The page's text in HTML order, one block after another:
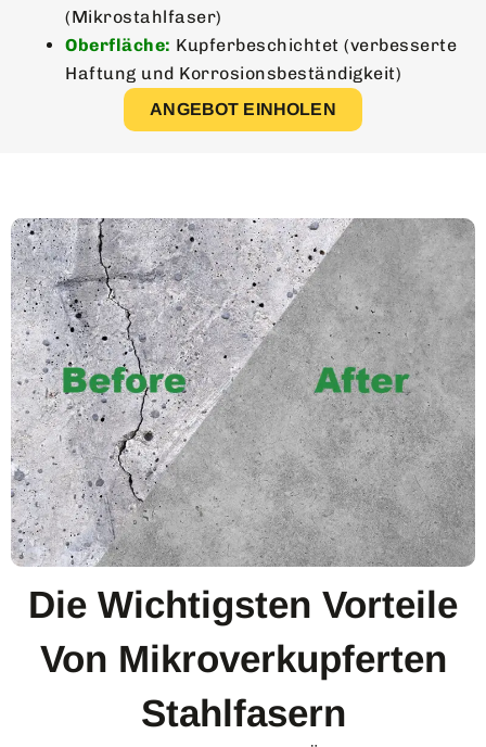
(Mikrostahlfaser)
Oberfläche: Kupferbeschichtet (verbesserte
Haftung und Korrosionsbeständigkeit)
ANGEBOT EINHOLEN
Die Wichtigsten Vorteile
Von Mikroverkupferten
Stahlfasern